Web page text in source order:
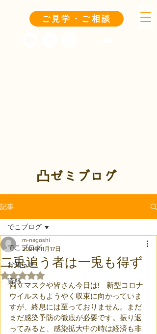
ご見学・ご相談
凸ゼミブログ
記事
でこブログ
お知らせ
資料
でこブログ
二兎追う者は一兎も得ず
m-nagoshi
2021年11月17日
5つ星のうちNaNと評価されています。
両立マスクや皆さん今日は!　新型コロナ
ウイルスもようやく収束に向かっていま
すが、終息には至っておりません。まだ
まだ感染予防の徹底が必要です。振り返
ってみると、感染拡大中の時は経済も非